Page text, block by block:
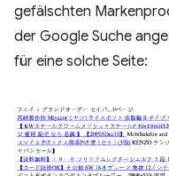
gefälschten
der Google Suche
für eine solche Seite: